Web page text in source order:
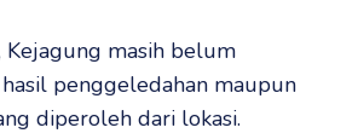
Kejagung masih belum
penggeledahan maupun
diperoleh dari lokasi.